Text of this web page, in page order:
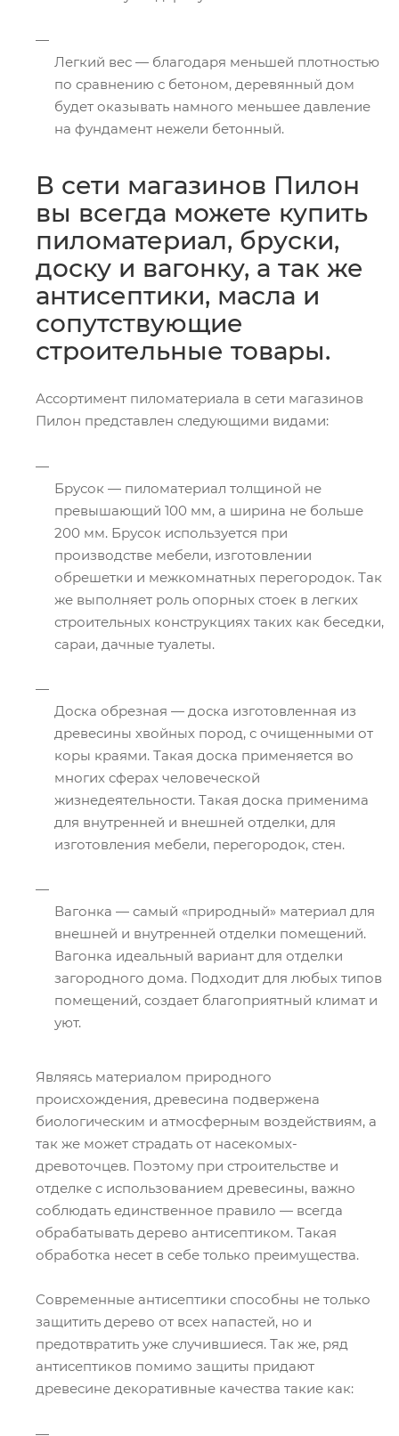
Легкий вес — благодаря меньшей плотностью
по сравнению с бетоном, деревянный дом
будет оказывать намного меньшее давление
на фундамент нежели бетонный.
В сети магазинов Пилон
вы всегда можете купить
пиломатериал, бруски,
доску и вагонку, а так же
антисептики, масла и
сопутствующие
строительные товары.
Ассортимент пиломатериала в сети магазинов
Пилон представлен следующими видами:
Брусок — пиломатериал толщиной не
превышающий 100 мм, а ширина не больше
200 мм. Брусок используется при
производстве мебели, изготовлении
обрешетки и межкомнатных перегородок. Так
же выполняет роль опорных стоек в легких
строительных конструкциях таких как беседки,
сараи, дачные туалеты.
Доска обрезная — доска изготовленная из
древесины хвойных пород, с очищенными от
коры краями. Такая доска применяется во
многих сферах человеческой
жизнедеятельности. Такая доска применима
для внутренней и внешней отделки, для
изготовления мебели, перегородок, стен.
Вагонка — самый «природный» материал для
внешней и внутренней отделки помещений.
Вагонка идеальный вариант для отделки
загородного дома. Подходит для любых типов
помещений, создает благоприятный климат и
уют.
Являясь материалом природного
происхождения, древесина подвержена
биологическим и атмосферным воздействиям, а
так же может страдать от насекомых-
древоточцев. Поэтому при строительстве и
отделке с использованием древесины, важно
соблюдать единственное правило — всегда
обрабатывать дерево антисептиком. Такая
обработка несет в себе только преимущества.
Современные антисептики способны не только
защитить дерево от всех напастей, но и
предотвратить уже случившиеся. Так же, ряд
антисептиков помимо защиты придают
древесине декоративные качества такие как: